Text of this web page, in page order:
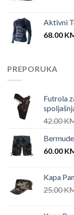
Aktivni
68.00
PREPORUKA
Futrola
42.00
60.00
Kapa
25.00